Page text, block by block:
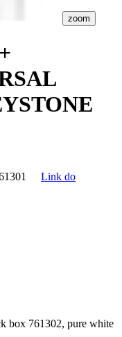
zoom
Link do
box 761302, pure white